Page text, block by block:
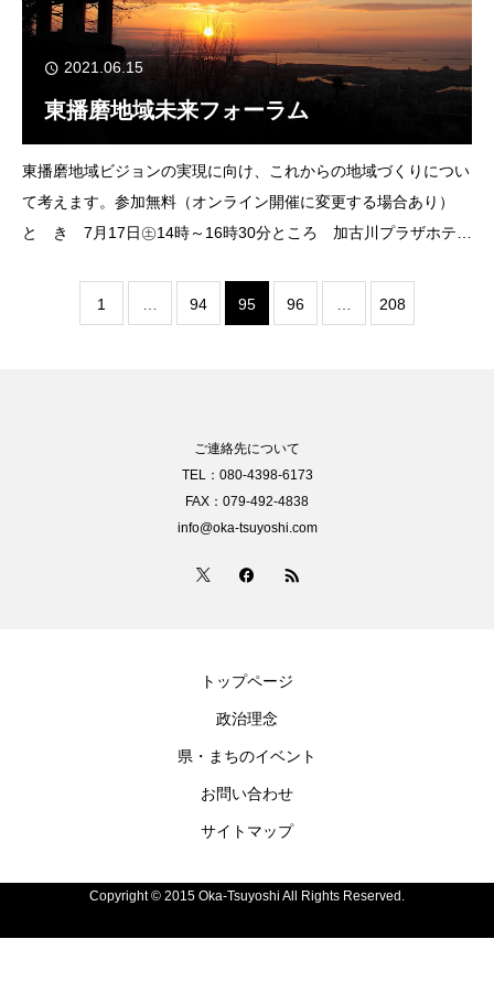
2021.06.15
東播磨地域未来フォーラム
東播磨地域ビジョンの実現に向け、これからの地域づくりについ
て考えます。参加無料（オンライン開催に変更する場合あり）
と き 7月17日㊏14時～16時30分ところ 加古川プラザホテル
1 94 95 96 208
ご連絡先について
TEL：080-4398-6173
FAX：079-492-4838
info@oka-tsuyoshi.com
トップページ
政治理念
県・まちのイベント
お問い合わせ
サイトマップ
Copyright © 2015 Oka-Tsuyoshi All Rights Reserved.